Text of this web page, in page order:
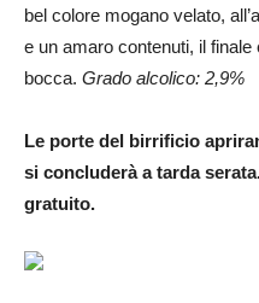
bel colore mogano velato,
e un amaro contenuti, il
bocca. Grado alcolico: 2,9%
Le porte del birrificio
si concluderà a tarda
gratuito.